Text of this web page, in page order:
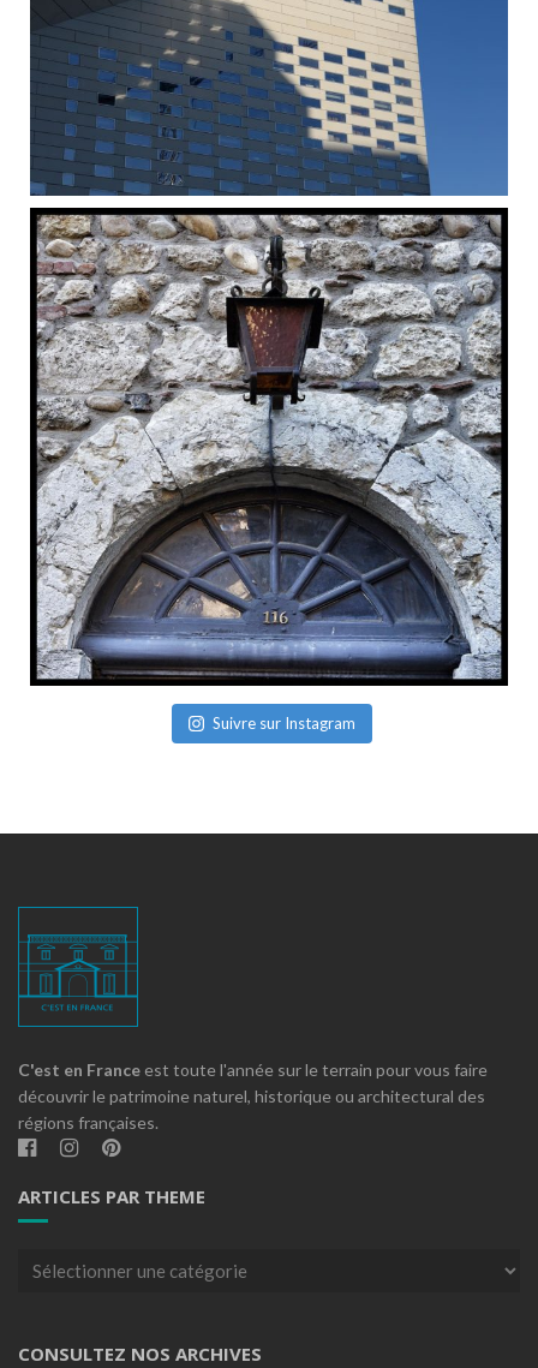
Suivre sur Instagram
C'est en France est toute l'année sur le terrain pour vous faire
découvrir le patrimoine naturel, historique ou architectural des
régions françaises.
ARTICLES PAR THEME
Articles
CONSULTEZ NOS ARCHIVES